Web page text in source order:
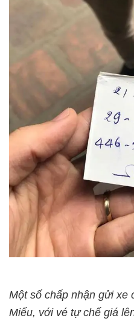
Một số chấp nhận gửi xe
Miếu, với vé tự chế giá